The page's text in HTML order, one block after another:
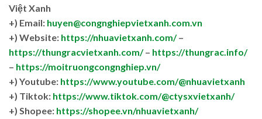
Việt Xanh
+) Email: huyen@congnghiepvietxanh.com.vn
+) Website: https://nhuavietxanh.com/–
https://thungracvietxanh.com/– https://thungrac.info/
– https://moitruongcongnghiep.vn/
+) Youtube: https://www.youtube.com/@nhuavietxanh
+) Tiktok: https://www.tiktok.com/@ctysxvietxanh/
+) Shopee: https://shopee.vn/nhuavietxanh/